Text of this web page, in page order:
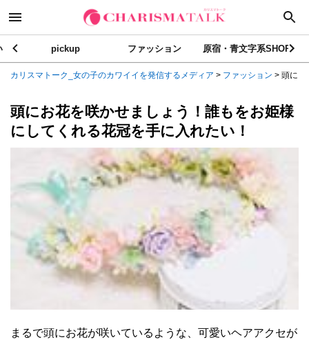
pickup ファッション 原宿・青文字系SHOP
カリスマトーク_女の子のカワイイを発信するメディア > ファッション > 頭にお
頭にお花を咲かせましょう！誰もをお姫様
にしてくれる花冠を手に入れたい！
まるで頭にお花が咲いているような、可愛いヘアアクセが